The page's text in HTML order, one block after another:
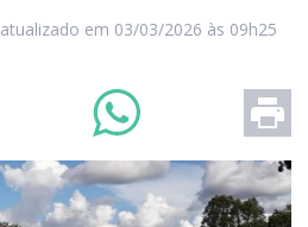
atualizado em 03/03/2026 às 09h25